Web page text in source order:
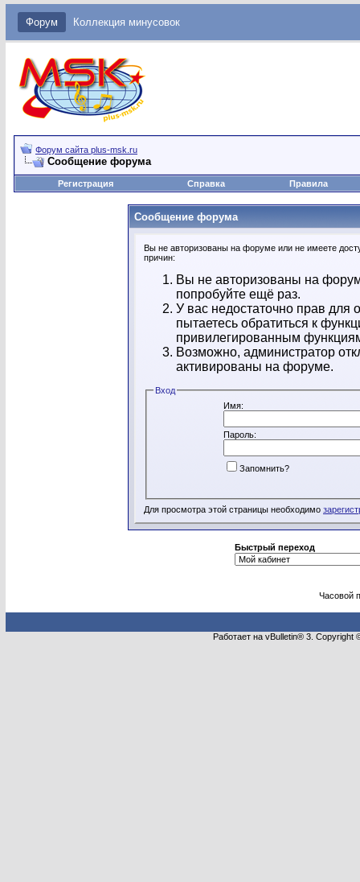
Форум Коллекция минусовок
Форум сайта plus-msk.ru
Сообщение форума
Регистрация Справка Правила
Сообщение форума
Вы не авторизованы на форуме или не имеете
причин:
Вы не авторизованы на
попробуйте ещё раз.
У вас недостаточно прав
пытаетесь обратиться к
привилегированным
Возможно, администратор
активированы на форуме.
Вход
Имя:
Пароль:
Запомнить?
Для просмотра этой страницы необходимо
Быстрый переход
Часовой
Работает на vBulletin® 3.